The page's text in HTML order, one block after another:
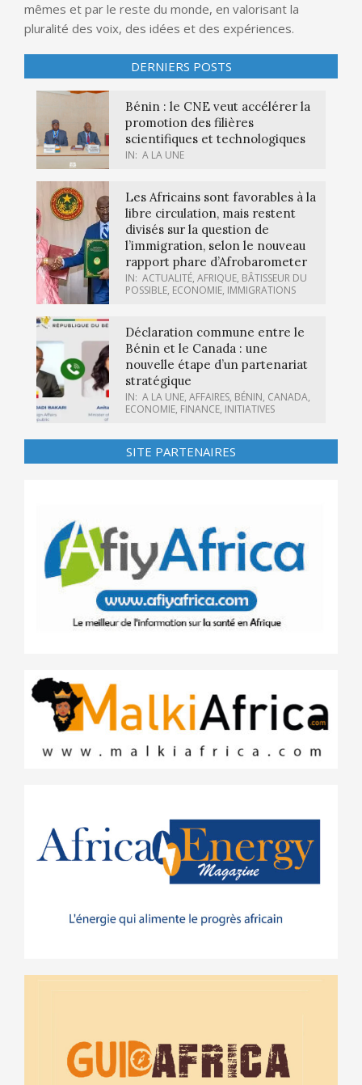
mêmes et par le reste du monde, en valorisant la
pluralité des voix, des idées et des expériences.
DERNIERS POSTS
Bénin : le CNE veut accélérer la
promotion des filières
scientifiques et technologiques
IN: A LA UNE
Les Africains sont favorables à la
libre circulation, mais restent
divisés sur la question de
l’immigration, selon le nouveau
rapport phare d’Afrobarometer
IN: ACTUALITÉ, AFRIQUE, BÂTISSEUR DU
POSSIBLE, ECONOMIE, IMMIGRATIONS
Déclaration commune entre le
Bénin et le Canada : une
nouvelle étape d’un partenariat
stratégique
IN: A LA UNE, AFFAIRES, BÉNIN, CANADA,
ECONOMIE, FINANCE, INITIATIVES
SITE PARTENAIRES